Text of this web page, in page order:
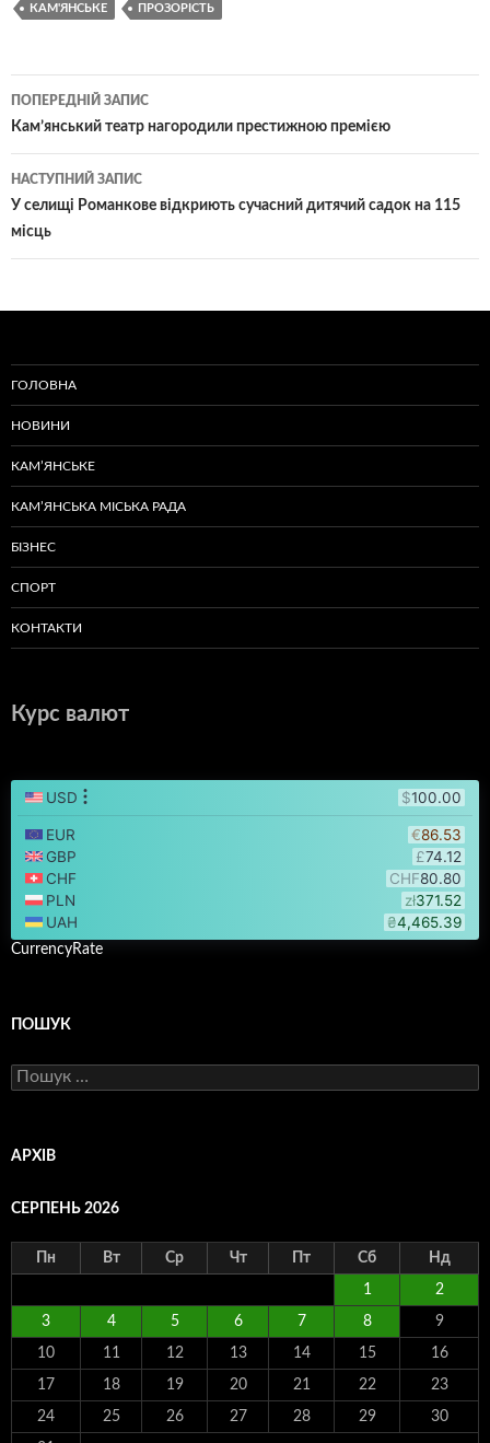
КАМ'ЯНСЬКЕ ПРОЗОРІСТЬ
Навігація
по
записам
ПОПЕРЕДНІЙ ЗАПИС
Кам’янський театр нагородили престижною премією
НАСТУПНИЙ ЗАПИС
У селищі Романкове відкриють сучасний дитячий садок на 115
місць
ГОЛОВНА
НОВИНИ
КАМ’ЯНСЬКЕ
КАМ’ЯНСЬКА МІСЬКА РАДА
БІЗНЕС
СПОРТ
КОНТАКТИ
Курс валют
CurrencyRate
ПОШУК
Пошук:
АРХІВ
СЕРПЕНЬ 2026
Пн Вт Ср Чт Пт Сб Нд
1 2
3 4 5 6 7 8 9
10 11 12 13 14 15 16
17 18 19 20 21 22 23
24 25 26 27 28 29 30